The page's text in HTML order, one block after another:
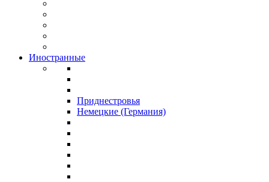
Иностранные
Приднестровья
Немецкие (Германия)